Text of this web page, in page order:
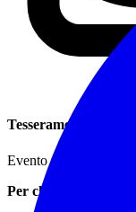
Tesseramento
Evento riservato ai
Per chi non possiede